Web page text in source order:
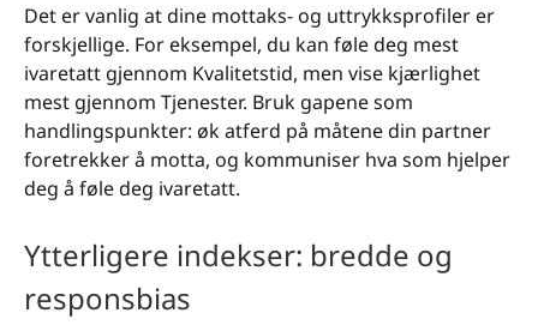
Det er vanlig at dine mottaks- og uttrykksprofiler er
forskjellige. For eksempel, du kan føle deg mest
ivaretatt gjennom Kvalitetstid, men vise kjærlighet
mest gjennom Tjenester. Bruk gapene som
handlingspunkter: øk atferd på måtene din partner
foretrekker å motta, og kommuniser hva som hjelper
deg å føle deg ivaretatt.
Ytterligere indekser: bredde og
responsbias